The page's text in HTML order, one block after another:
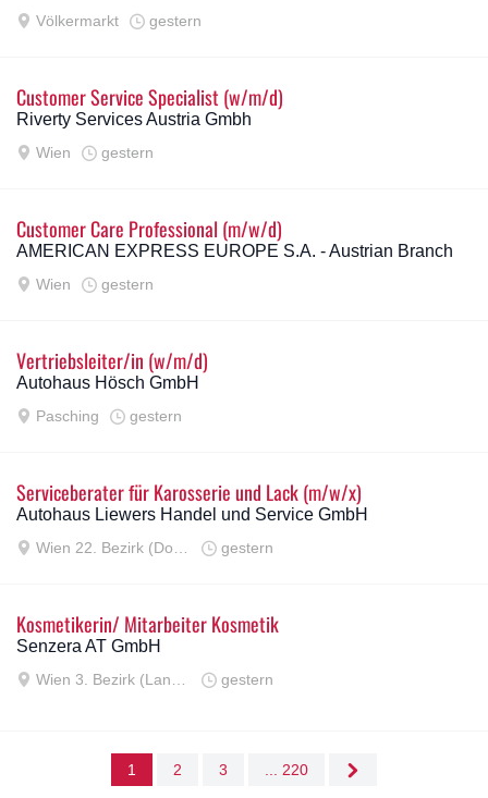
Völkermarkt gestern
Customer Service Specialist (w/m/d)
Riverty Services Austria Gmbh
Wien gestern
Customer Care Professional (m/w/d)
AMERICAN EXPRESS EUROPE S.A. - Austrian Branch
Wien gestern
Vertriebsleiter/in (w/m/d)
Autohaus Hösch GmbH
Pasching gestern
Serviceberater für Karosserie und Lack (m/w/x)
Autohaus Liewers Handel und Service GmbH
Wien 22. Bezirk (Donaustadt) gestern
Kosmetikerin/ Mitarbeiter Kosmetik
Senzera AT GmbH
Wien 3. Bezirk (Landstraße) gestern
1 2 3 ... 220